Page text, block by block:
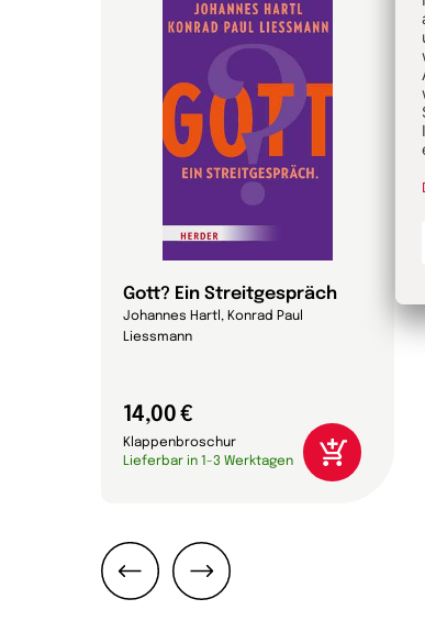
Gott? Ein Streitgespräch
Johannes Hartl, Konrad Paul
Liessmann
14,00 €
Klappenbroschur
Lieferbar in 1-3 Werktagen